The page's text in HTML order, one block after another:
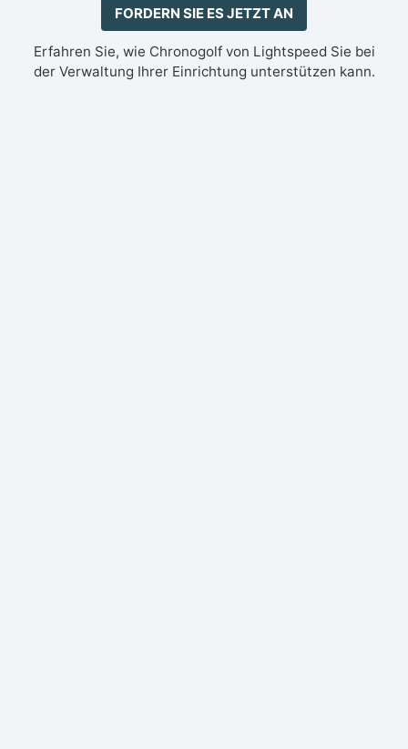
FORDERN SIE ES JETZT AN
Erfahren Sie, wie Chronogolf von Lightspeed Sie bei
der Verwaltung Ihrer Einrichtung unterstützen kann.